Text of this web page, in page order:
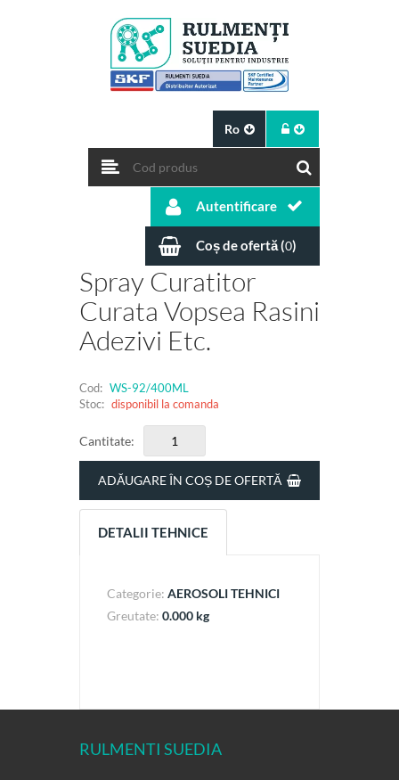
Ro
Autentificare
Coș de ofertă (0)
Spray Curatitor
Curata Vopsea Rasini
Adezivi Etc.
Cod: WS-92/400ML
Stoc: disponibil la comanda
Cantitate:
DETALII TEHNICE
Categorie: AEROSOLI TEHNICI
Greutate: 0.000 kg
RULMENTI SUEDIA